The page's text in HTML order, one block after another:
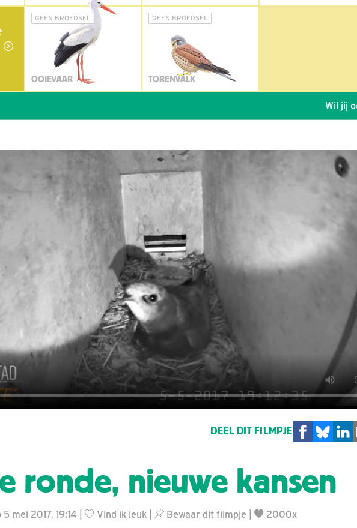
GEEN BROEDSEL
OOIEVAAR
GEEN BROEDSEL
TORENVALK
Wil jij ook
DEEL DIT FILMPJE
ronde, nieuwe kansen
mei 2017, 19:14 | Vind ik leuk Bewaar dit filmpje
2000x